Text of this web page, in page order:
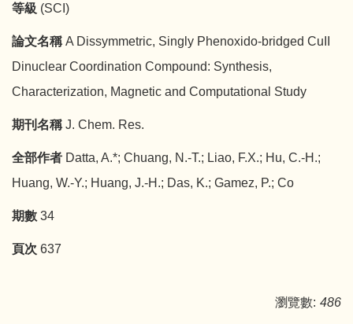
等級 (SCI)
論文名稱 A Dissymmetric, Singly Phenoxido-bridged CuII
Dinuclear Coordination Compound: Synthesis,
Characterization, Magnetic and Computational Study
期刊名稱 J. Chem. Res.
全部作者 Datta, A.*; Chuang, N.-T.; Liao, F.X.; Hu, C.-H.;
Huang, W.-Y.; Huang, J.-H.; Das, K.; Gamez, P.; Co
期數 34
頁次 637
瀏覽數: 486